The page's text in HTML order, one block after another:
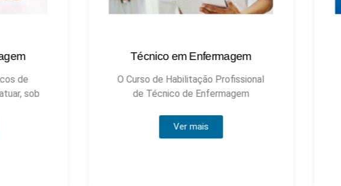
Técnico em Enfermagem
O Curso de Habilitação Profissional
de Técnico de Enfermagem